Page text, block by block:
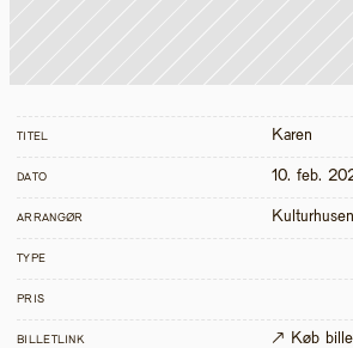
TITEL Karen
DATO 10. feb.
ARRANGØR
TYPE
PRIS
BILLETLINK ↗ Køb